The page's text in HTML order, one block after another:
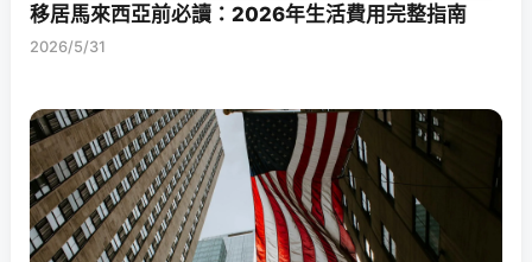
移居馬來西亞前必讀：2026年生活費用完整指南
2026/5/31